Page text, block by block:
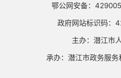
鄂公网安备：
政府网站标识码：
主办：潜江市
承办：潜江市政务服